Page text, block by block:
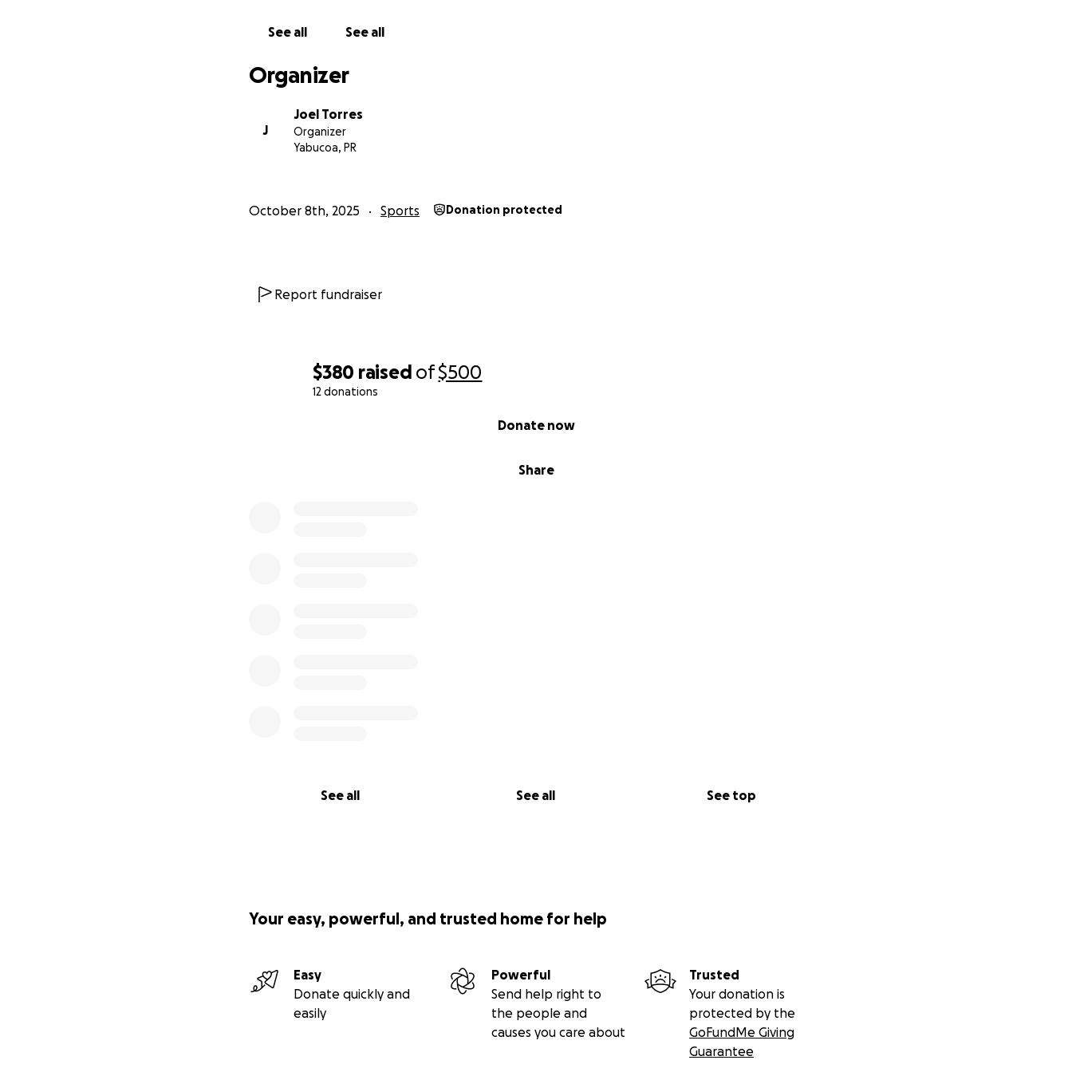
$380 raised of$500
12 donations
Share
Donate now
See all See all See top
See all See all
Organizer
J
Joel Torres
Organizer
Yabucoa, PR
October 8th, 2025 Sports Donation protected
Report fundraiser
Your easy, powerful, and trusted home for help
Easy
Donate quickly and
easily
Powerful
Send help right to
the people and
causes you care about
Trusted
Your donation is
protected by the
GoFundMe Giving
Guarantee